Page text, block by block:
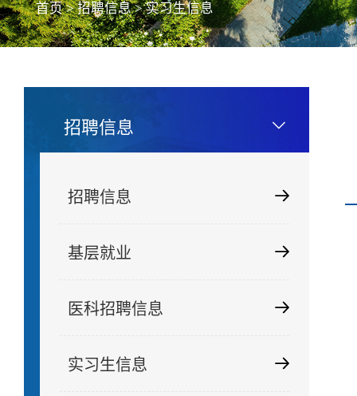
首页>招聘信息>实习生信息
招聘信息
招聘信息
基层就业
医科招聘信息
实习生信息